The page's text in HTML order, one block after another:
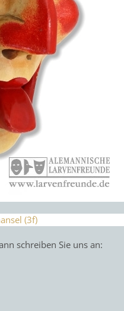
schreiben Sie uns an: